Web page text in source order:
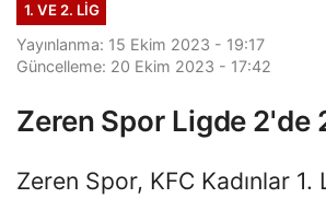
1. VE 2. LIG
Yayınlanma: 15 Ekim 2023 - 19:17
Güncelleme: 20 Ekim 2023 - 17:42
Zeren Spor Ligde 2'de
Zeren Spor, KFC Kadınlar 1.